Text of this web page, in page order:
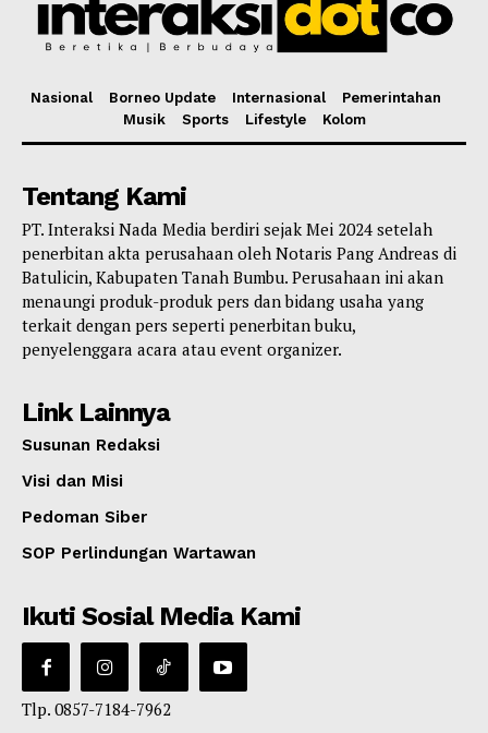
Nasional Borneo Update Internasional
Pemerintahan
Musik
Sports Lifestyle Kolom
Tentang Kami
PT. Interaksi Nada Media berdiri sejak Mei 2024 setelah
penerbitan akta perusahaan oleh Notaris Pang Andreas di
Batulicin, Kabupaten Tanah Bumbu. Perusahaan ini akan
menaungi produk-produk pers dan bidang usaha yang
terkait dengan pers seperti penerbitan buku,
penyelenggara acara atau event organizer.
Link Lainnya
Susunan Redaksi
Visi dan Misi
Pedoman Siber
SOP Perlindungan Wartawan
Ikuti Sosial Media Kami
Tlp. 0857-7184-7962